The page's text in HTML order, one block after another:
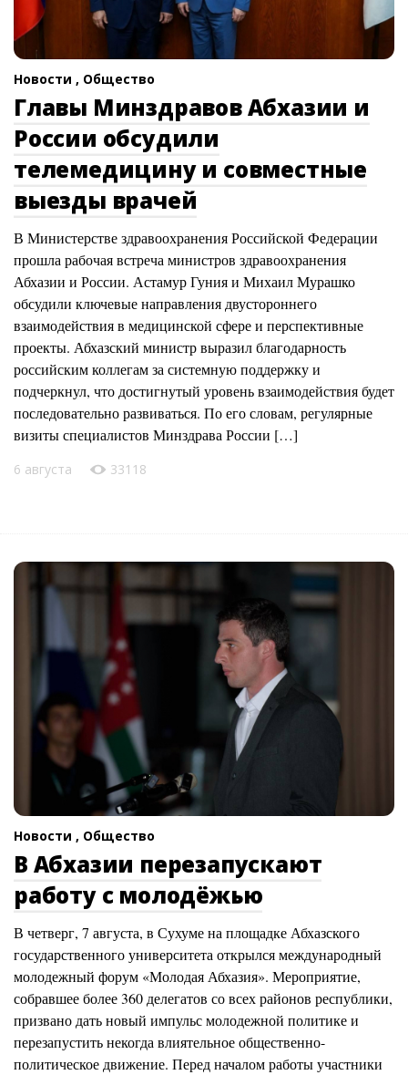
Новости , Общество
Главы Минздравов Абхазии и
России обсудили
телемедицину и совместные
выезды врачей
В Министерстве здравоохранения Российской Федерации
прошла рабочая встреча министров здравоохранения
Абхазии и России. Астамур Гуния и Михаил Мурашко
обсудили ключевые направления двустороннего
взаимодействия в медицинской сфере и перспективные
проекты. Абхазский министр выразил благодарность
российским коллегам за системную поддержку и
подчеркнул, что достигнутый уровень взаимодействия будет
последовательно развиваться. По его словам, регулярные
визиты специалистов Минздрава России […]
6 августа 33118
Новости , Общество
В Абхазии перезапускают
работу с молодёжью
В четверг, 7 августа, в Сухуме на площадке Абхазского
государственного университета открылся международный
молодежный форум «Молодая Абхазия». Мероприятие,
собравшее более 360 делегатов со всех районов республики,
призвано дать новый импульс молодежной политике и
перезапустить некогда влиятельное общественно-
политическое движение. Перед началом работы участники